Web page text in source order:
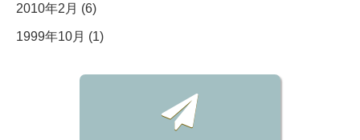
2010年2月 (6)
1999年10月 (1)